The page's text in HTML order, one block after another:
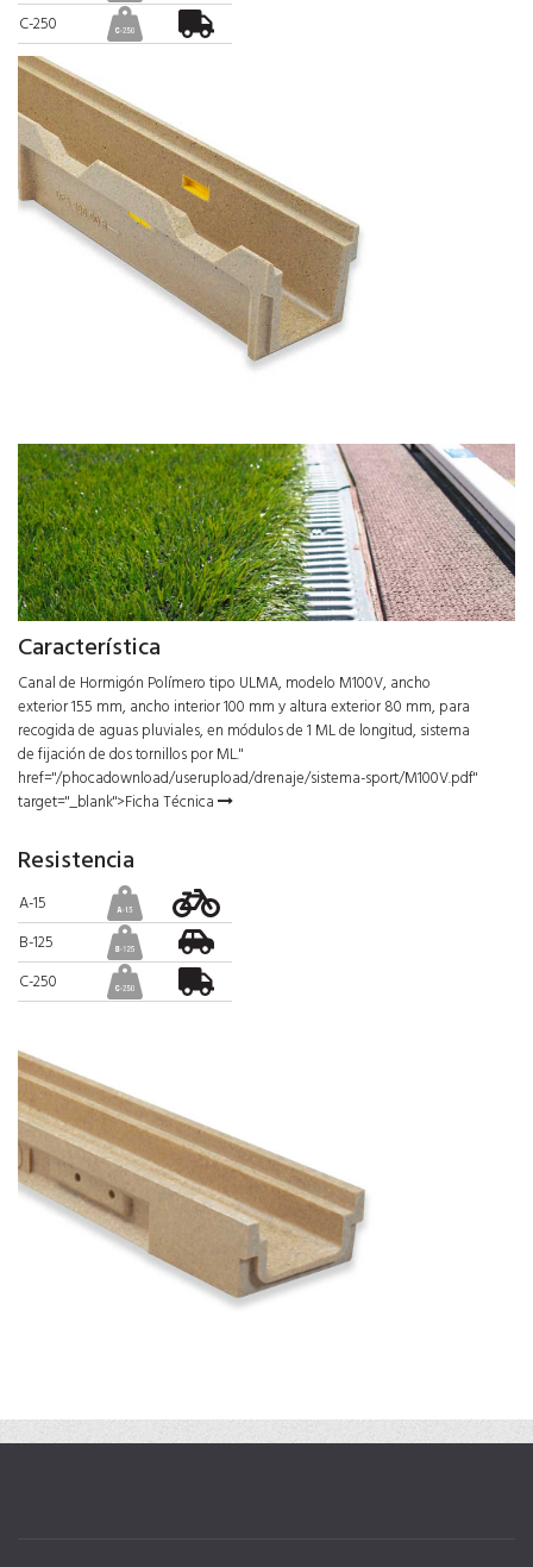
C-250
Característica
Canal de Hormigón Polímero tipo ULMA, modelo M100V, ancho
exterior 155 mm, ancho interior 100 mm y altura exterior 80 mm, para
recogida de aguas pluviales, en módulos de 1 ML de longitud, sistema
de fijación de dos tornillos por ML."
href="/phocadownload/userupload/drenaje/sistema-sport/M100V.pdf"
target="_blank">Ficha Técnica
Resistencia
A-15
B-125
C-250